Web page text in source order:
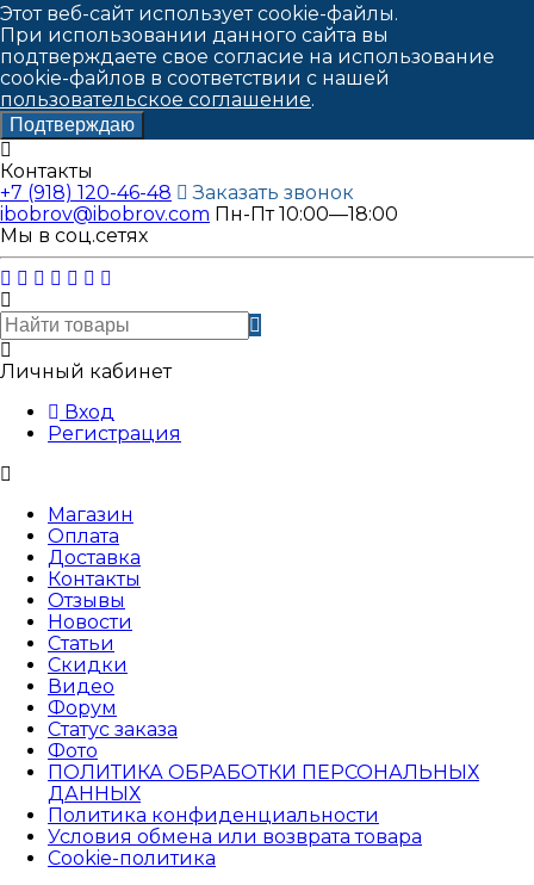
Этот веб-сайт использует cookie-файлы.
При использовании данного сайта вы
подтверждаете свое согласие на использование
cookie-файлов в соответствии с нашей
пользовательское соглашение.
Подтверждаю
Контакты
+7 (918) 120-46-48
Заказать звонок
ibobrov@ibobrov.com Пн-Пт 10:00—18:00
Мы в соц.сетях
Личный кабинет
Вход
Регистрация
Магазин
Оплата
Доставка
Контакты
Отзывы
Новости
Статьи
Скидки
Видео
Форум
Статус заказа
Фото
ПОЛИТИКА ОБРАБОТКИ ПЕРСОНАЛЬНЫХ
ДАННЫХ​
Политика конфиденциальности
Условия обмена или возврата товара
Cookie-политика